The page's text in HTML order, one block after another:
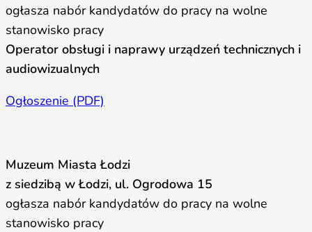
ogłasza nabór kandydatów do pracy na wolne
stanowisko pracy
Operator obsługi i naprawy urządzeń technicznych i
audiowizualnych
Ogłoszenie (PDF)
Muzeum Miasta Łodzi
z siedzibą w Łodzi, ul. Ogrodowa 15
ogłasza nabór kandydatów do pracy na wolne
stanowisko pracy